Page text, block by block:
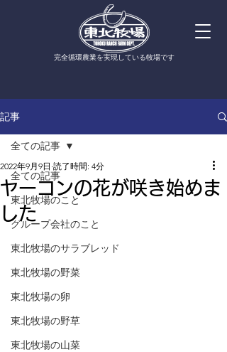
​完全循環農業を実現している牧場です
記事
全ての記事
東北牧場のこと
グループ会社のこと
東北牧場のサラブレッド
東北牧場の野菜
東北牧場の卵
東北牧場の野草
東北牧場の山菜
全ての記事
ヤーコンの花が咲き始めま
した
2022年9月9日 読了時間: 4分